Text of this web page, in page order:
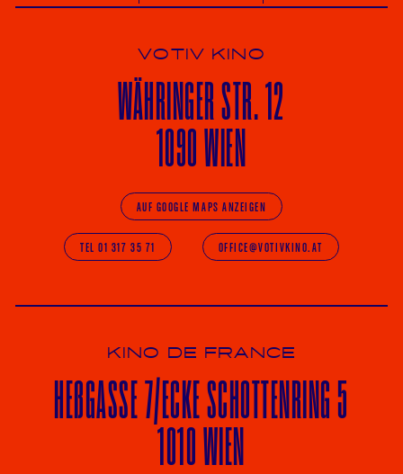
VOTIV KINO
WÄHRINGERSTR. 12
1090 WIEN
AUF GOOGLE MAPS ANZEIGEN
TEL 01 317 35 71 OFFICE@VOTIVKINO.AT
KINO DE FRANCE
HEßGASSE 7/ECKESCHOTTENRING 5
1010 WIEN